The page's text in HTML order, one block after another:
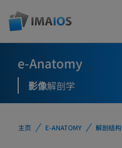
e-Anatomy
影像解剖学
主页 E-ANATOMY 解剖结构